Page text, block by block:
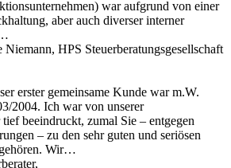
war aufgrund von einer
aber auch diverser interner
HPS Steuerberatungsgesellschaft
erster gemeinsame Kunde war m.W.
2004. Ich war von unserer
beeindruckt, zumal Sie – entgegen
– zu den sehr guten und seriösen
Wir…